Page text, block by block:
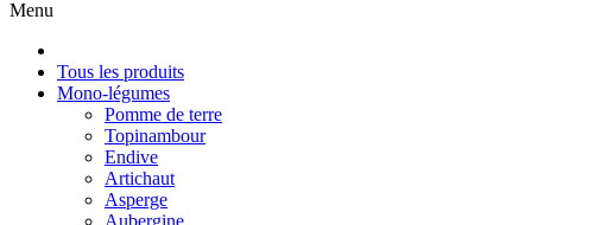
Menu
Tous les produits
Mono-légumes
Pomme de terre
Topinambour
Endive
Artichaut
Asperge
Aubergine